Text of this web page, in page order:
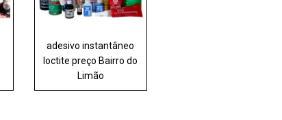
adesivo instantâneo
loctite preço Bairro do
Limão